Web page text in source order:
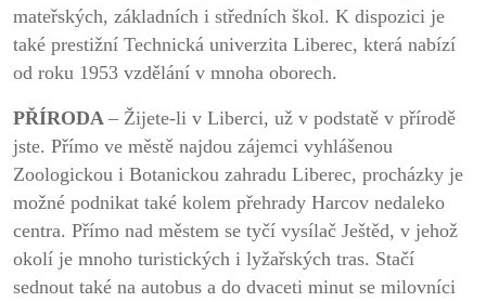
mateřských, základních i středních škol. K dispozici je
také prestižní Technická univerzita Liberec, která nabízí
od roku 1953 vzdělání v mnoha oborech.
PŘÍRODA – Žijete-li v Liberci, už v podstatě v přírodě
jste. Přímo ve městě najdou zájemci vyhlášenou
Zoologickou i Botanickou zahradu Liberec, procházky je
možné podnikat také kolem přehrady Harcov nedaleko
centra. Přímo nad městem se tyčí vysílač Ještěd, v jehož
okolí je mnoho turistických i lyžařských tras. Stačí
sednout také na autobus a do dvaceti minut se milovníci